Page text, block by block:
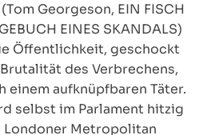
Georgeson, EIN FISCH
EINES SKANDALS)
Öffentlichkeit, geschockt
des Verbrechens,
einem aufknüpfbaren Täter.
selbst im Parlament hitzig
Metropolitan